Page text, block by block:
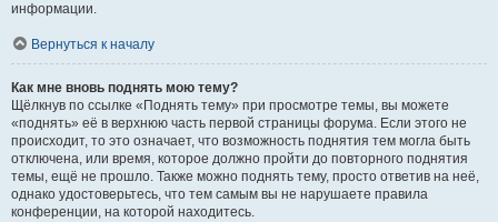
информации.
Вернуться к началу
Как мне вновь поднять мою тему?
Щёлкнув по ссылке «Поднять тему» при просмотре темы, вы можете
«поднять» её в верхнюю часть первой страницы форума. Если этого не
происходит, то это означает, что возможность поднятия тем могла быть
отключена, или время, которое должно пройти до повторного поднятия
темы, ещё не прошло. Также можно поднять тему, просто ответив на неё,
однако удостоверьтесь, что тем самым вы не нарушаете правила
конференции, на которой находитесь.